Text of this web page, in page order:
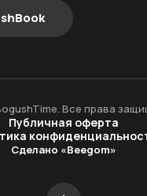
Все права
Публичная оферта
Сделано «Beegom»